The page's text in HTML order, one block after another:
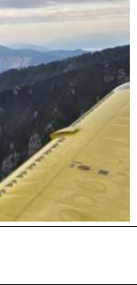
v zraku trije